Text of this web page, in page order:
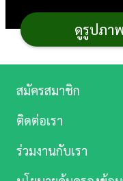
ใกล้วาเลนไทน์
ดูรูปภา
ดู
Music
สมัครสมาชิก
ติดต่อเรา
ร่วมงานกับเรา